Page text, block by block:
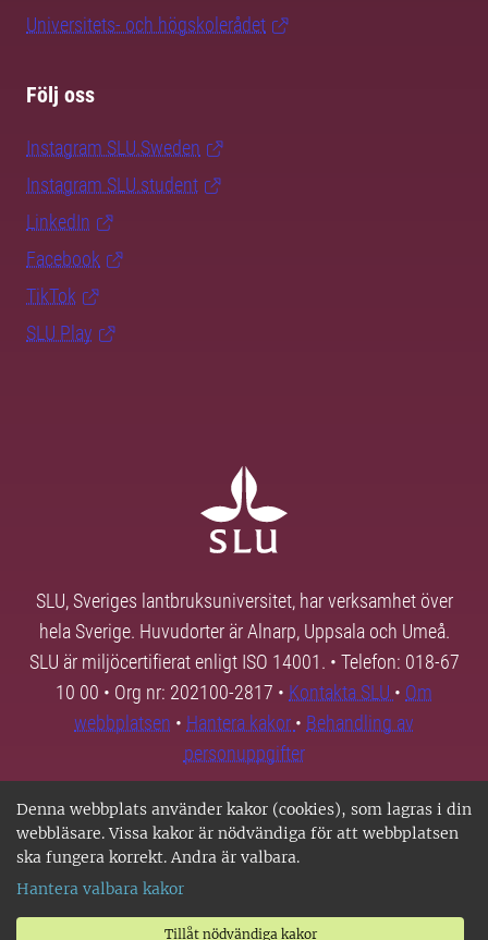
Denna webbplats använder kakor (cookies), som lagras i din
webbläsare. Vissa kakor är nödvändiga för att webbplatsen
ska fungera korrekt. Andra är valbara.
Hantera valbara kakor
Tillåt nödvändiga kakor
Universitets- och högskolerådet
Följ oss
Instagram SLU.Sweden
Instagram SLU.student
LinkedIn
Facebook
TikTok
SLU Play
SLU, Sveriges lantbruksuniversitet, har verksamhet över
hela Sverige. Huvudorter är Alnarp, Uppsala och Umeå.
SLU är miljöcertifierat enligt ISO 14001. • Telefon: 018-67
10 00 • Org nr: 202100-2817 • Kontakta SLU • Om
webbplatsen • Hantera kakor • Behandling av
personuppgifter